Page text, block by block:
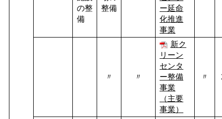
の整
備
整備
ー延命
化推進
事業
〃 〃
新ク
リーン
センタ
ー整備
事業
（主要
事業）
〃